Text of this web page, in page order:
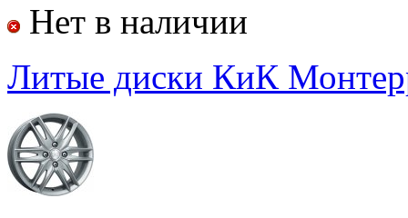
Нет в наличии
Литые диски КиК